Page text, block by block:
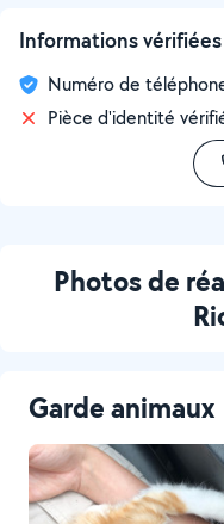
Informations vérifiées
Numéro de
Pièce d'identité
Photos de
Garde animaux